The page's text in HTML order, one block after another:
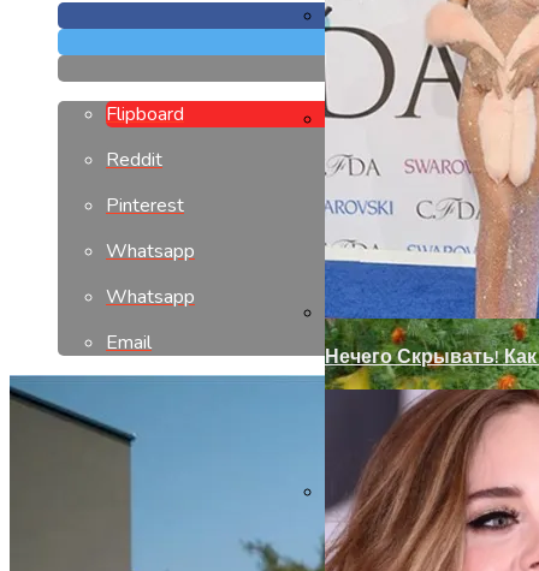
Подъемно-
Как Правильно
Современный
Нечего Скрывать!
Flipboard
Reddit
Pinterest
Whatsapp
Whatsapp
Email